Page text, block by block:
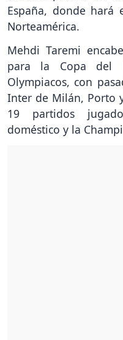
España, donde hará
Norteamérica.
Mehdi Taremi
para la Copa del
Olympiacos, con
Inter de Milán, Porto
19 partidos
doméstico y la